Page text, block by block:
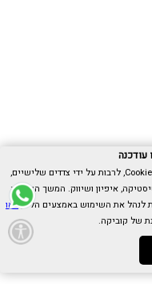
עודכנה
באתר זה נעשה שימוש בטכנולוגיות איסוף מידע כגון Cookies, לרבות על ידי צדדים שלישיים,
איפיון ושיווק. המשך הגלישה
לנהל את השימוש באמצעים הללו,ראו
של קוביקה.